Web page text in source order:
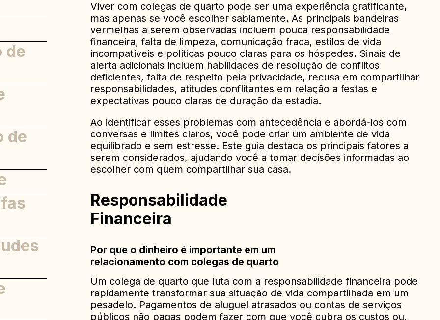
de
vida
são
de
cedo
a
Viver com colegas de quarto pode ser uma experiência gratificante,
mas apenas se você escolher sabiamente. As principais bandeiras
vermelhas a serem observadas incluem pouca responsabilidade
financeira, falta de limpeza, comunicação fraca, estilos de vida
incompatíveis e políticas pouco claras para os hóspedes. Sinais de
alerta adicionais incluem habilidades de resolução de conflitos
deficientes, falta de respeito pela privacidade, recusa em compartilhar
responsabilidades, atitudes conflitantes em relação a festas e
expectativas pouco claras de duração da estadia.
Ao identificar esses problemas com antecedência e abordá-los com
conversas e limites claros, você pode criar um ambiente de vida
equilibrado e sem estresse. Este guia destaca os principais fatores a
serem considerados, ajudando você a tomar decisões informadas ao
escolher com quem compartilhar sua casa.
Responsabilidade
Financeira
Por que o dinheiro é importante em um
relacionamento com colegas de quarto
Um colega de quarto que luta com a responsabilidade financeira pode
rapidamente transformar sua situação de vida compartilhada em um
pesadelo. Pagamentos de aluguel atrasados ou contas de serviços
públicos não pagas podem fazer com que você cubra os custos ou,